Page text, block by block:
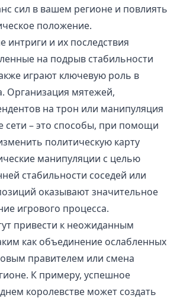
сил в вашем регионе и повлиять
положение.
интриги и их последствия
на подрыв стабильности
играют ключевую роль в
Организация мятежей,
на трон или манипуляция
сети – это способы, при помощи
политическую карту
манипуляции с целью
стабильности соседей или
оказывают значительное
игрового процесса.
привести к неожиданным
как объединение ослабленных
правителем или смена
К примеру, успешное
королевстве может создать